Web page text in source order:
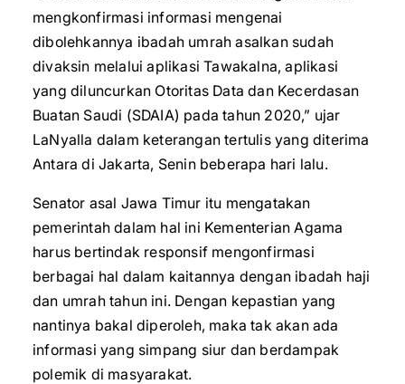
mengkonfirmasi informasi mengenai
dibolehkannya ibadah umrah asalkan sudah
divaksin melalui aplikasi Tawakalna, aplikasi
yang diluncurkan Otoritas Data dan Kecerdasan
Buatan Saudi (SDAIA) pada tahun 2020,” ujar
LaNyalla dalam keterangan tertulis yang diterima
Antara di Jakarta, Senin beberapa hari lalu.
Senator asal Jawa Timur itu mengatakan
pemerintah dalam hal ini Kementerian Agama
harus bertindak responsif mengonfirmasi
berbagai hal dalam kaitannya dengan ibadah haji
dan umrah tahun ini. Dengan kepastian yang
nantinya bakal diperoleh, maka tak akan ada
informasi yang simpang siur dan berdampak
polemik di masyarakat.